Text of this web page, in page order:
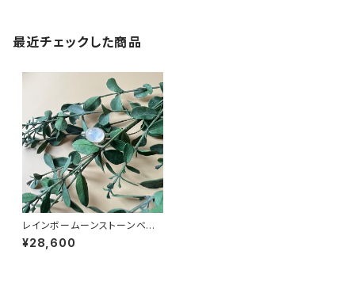
最近チェックした商品
レインボームーンストーンベゼ
ルセッティングリング RG22-18
8
¥28,600